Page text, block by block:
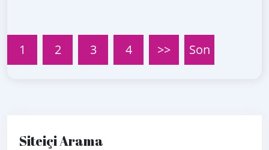
1 2 3 4 >> Son
Siteiçi Arama